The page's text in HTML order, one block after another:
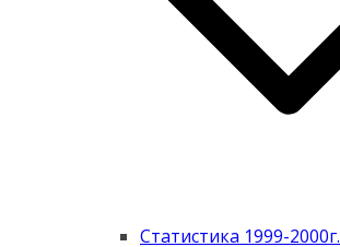
Статистика 1999-2000г.